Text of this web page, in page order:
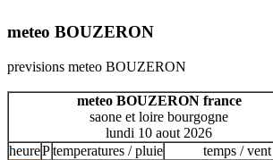
meteo BOUZERON
previsions meteo BOUZERON
meteo BOUZERON france
saone et loire bourgogne
lundi 10 aout 2026
heurePtemperatures / pluie temps / vent